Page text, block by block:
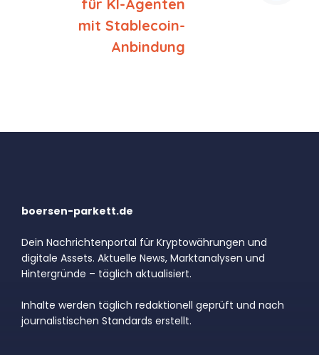
für KI-Agenten
mit Stablecoin-
Anbindung
boersen-parkett.de
Dein Nachrichtenportal für Kryptowährungen und
digitale Assets. Aktuelle News, Marktanalysen und
Hintergründe – täglich aktualisiert.
Inhalte werden täglich redaktionell geprüft und nach
journalistischen Standards erstellt.